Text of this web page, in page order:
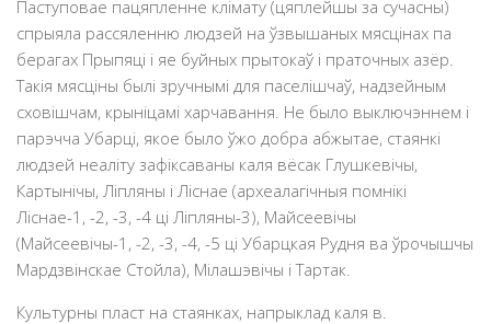
Паступовае пацяпленне клiмату (цяплейшы за сучасны)
спрыяла рассяленню людзей на ўзвышаных мясцiнах па
берагах Прыпяцi i яе буйных прытокаў і праточных азёр.
Такія мясціны былі зручнымі для паселішчаў, надзейным
сховішчам, крыніцамі харчавання. Не было выключэннем і
парэчча Убарці, якое было ўжо добра абжытае, стаянкі
людзей неалiту зафiксаваны каля вёсак Глушкевiчы,
Картынічы, Лiпляны і Лiснае (археалагічныя помнікі
Ліснае-1, -2, -3, -4 ці Ліпляны-3), Майсеевічы
(Майсеевічы-1, -2, -3, -4, -5 ці Убарцкая Рудня ва ўрочышчы
Мардзвінскае Стойла), Мiлашэвiчы і Тартак.
Культурны пласт на стаянках, напрыклад каля в.